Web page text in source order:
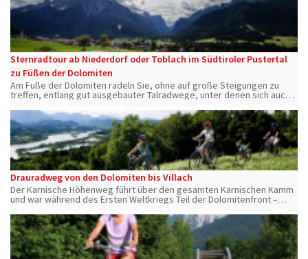
Sternradtour ab Niederdorf oder Toblach im Südtiroler Pustertal
zu Füßen der Dolomiten
Am Fuße der Dolomiten radeln Sie, ohne auf große Steigungen zu
treffen, entlang gut ausgebauter Talradwege, unter denen sich auch
Drauradweg von den Dolomiten bis Villach
Der Karnische Höhenweg führt über den gesamten Karnischen Kamm
und war während des Ersten Weltkriegs Teil der Dolomitenfront –
dunklen Kapitels.